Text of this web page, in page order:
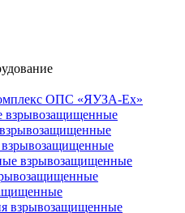
ОПС «ЯУЗА-Ех»
взрывозащищенные
взрывозащищенные
взрывозащищенные